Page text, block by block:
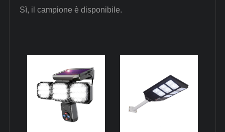
Sì, il campione è disponibile.